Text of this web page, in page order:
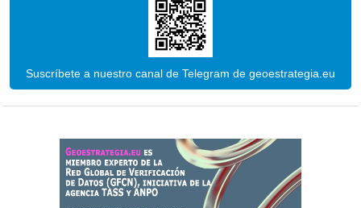
Suscríbete a nuestro canal de Telegram de geoestrategia.eu